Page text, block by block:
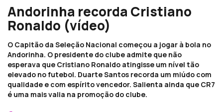
Andorinha recorda Cristiano
Ronaldo (vídeo)
O Capitão da Seleção Nacional começou a jogar à bola no
Andorinha. O presidente do clube admite que não
esperava que Cristiano Ronaldo atingisse um nível tão
elevado no futebol. Duarte Santos recorda um miúdo com
qualidade e com espírito vencedor. Salienta ainda que CR7
é uma mais valia na promoção do clube.